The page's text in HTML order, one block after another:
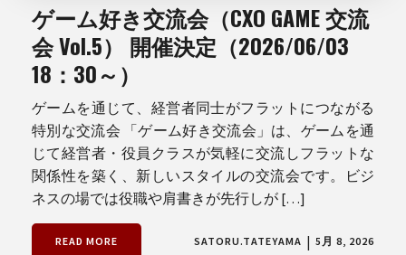
ゲーム好き交流会（CXO GAME 交流
会 Vol.5） 開催決定（2026/06/03
18：30～）
ゲームを通じて、経営者同士がフラットにつながる
特別な交流会 「ゲーム好き交流会」は、ゲームを通
じて経営者・役員クラスが気軽に交流しフラットな
関係性を築く、新しいスタイルの交流会です。ビジ
ネスの場では役職や肩書きが先行しが […]
READ MORE SATORU.TATEYAMA | 5月 8, 2026